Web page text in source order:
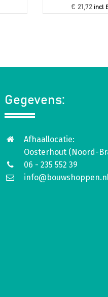
€ 21,72incl
Gegevens:
Afhaallocatie:
Oosterhout (Noord-
06 - 235 552 39